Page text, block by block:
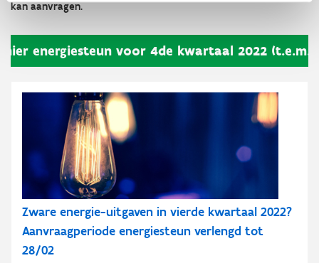
kan aanvragen.
hier energiesteun voor 4de kwartaal 2022 (t.e.m.
Zware energie-uitgaven in vierde kwartaal 2022?
Aanvraagperiode energiesteun verlengd tot
28/02